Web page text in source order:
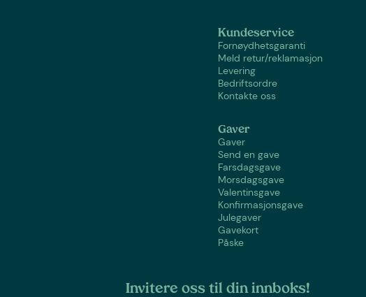
Kundeservice
Fornøydhetsgaranti
Meld retur/reklamasjon
Levering
Bedriftsordre
Kontakte oss
Gaver
Gaver
Send en gave
Farsdagsgave
Morsdagsgave
Valentinsgave
Konfirmasjonsgave
Julegaver
Gavekort
Påske
Invitere oss til din innboks!